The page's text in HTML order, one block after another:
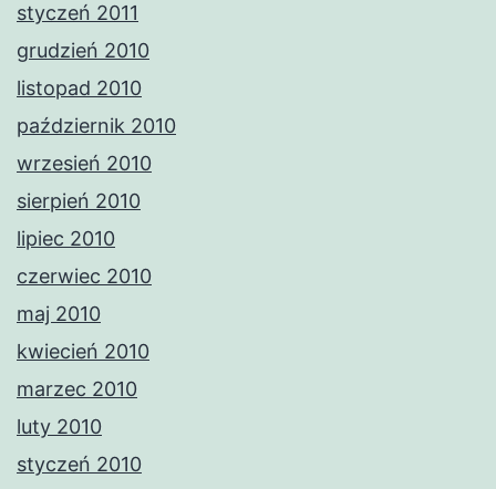
styczeń 2011
grudzień 2010
listopad 2010
październik 2010
wrzesień 2010
sierpień 2010
lipiec 2010
czerwiec 2010
maj 2010
kwiecień 2010
marzec 2010
luty 2010
styczeń 2010